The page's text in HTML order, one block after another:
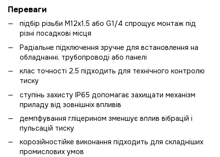
Переваги
підбір різьби М12х1,5 або G1/4 спрощує монтаж під
різні посадкові місця
Радіальне підключення зручне для встановлення на
обладнанні, трубопроводі або панелі
клас точності 2,5 підходить для технічного контролю
тиску
ступінь захисту IP65 допомагає захищати механізм
приладу від зовнішніх впливів
демпфування гліцерином зменшує вплив вібрацій і
пульсацій тиску
корозійностійке виконання підходить для складніших
промислових умов